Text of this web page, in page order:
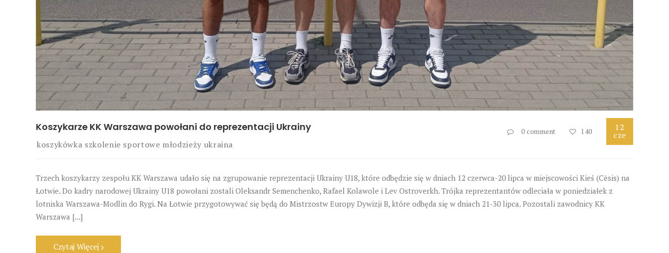
Koszykarze KK Warszawa powołani do reprezentacji Ukrainy
koszykówka szkolenie sportowe młodzieży ukraina
0 comment 140 12
cze
Trzech koszykarzy zespołu KK Warszawa udało się na zgrupowanie reprezentacji Ukrainy U18, które odbędzie się w dniach 12 czerwca-20 lipca w miejscowości Kieś (Cēsis) na
Łotwie. Do kadry narodowej Ukrainy U18 powołani zostali Oleksandr Semenchenko, Rafael Kolawole i Lev Ostroverkh. Trójka reprezentantów odleciała w poniedziałek z
lotniska Warszawa-Modlin do Rygi. Na Łotwie przygotowywać się będą do Mistrzostw Europy Dywizji B, które odbęda się w dniach 21-30 lipca. Pozostali zawodnicy KK
Warszawa [...]
Czytaj Więcej